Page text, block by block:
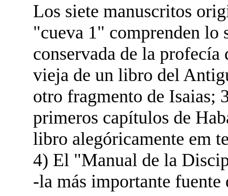
Los siete manuscritos
"cueva 1" comprenden lo
conservada de la
vieja de un libro del
otro fragmento de Isaias;
primeros capítulos de
libro alegóricamente em
4) El "Manual de la
-la más importante fuente